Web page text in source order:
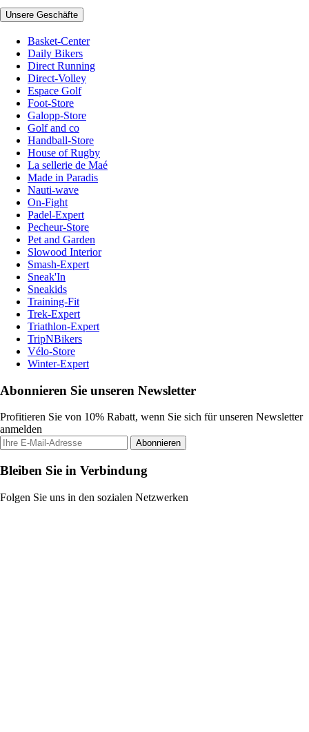
Unsere Geschäfte
Basket-Center
Daily Bikers
Direct Running
Direct-Volley
Espace Golf
Foot-Store
Galopp-Store
Golf and co
Handball-Store
House of Rugby
La sellerie de Maé
Made in Paradis
Nauti-wave
On-Fight
Padel-Expert
Pecheur-Store
Pet and Garden
Slowood Interior
Smash-Expert
Sneak'In
Sneakids
Training-Fit
Trek-Expert
Triathlon-Expert
TripNBikers
Vélo-Store
Winter-Expert
Abonnieren Sie unseren Newsletter
Profitieren Sie von 10% Rabatt, wenn Sie sich für unseren Newsletter
anmelden
Abonnieren
Bleiben Sie in Verbindung
Folgen Sie uns in den sozialen Netzwerken